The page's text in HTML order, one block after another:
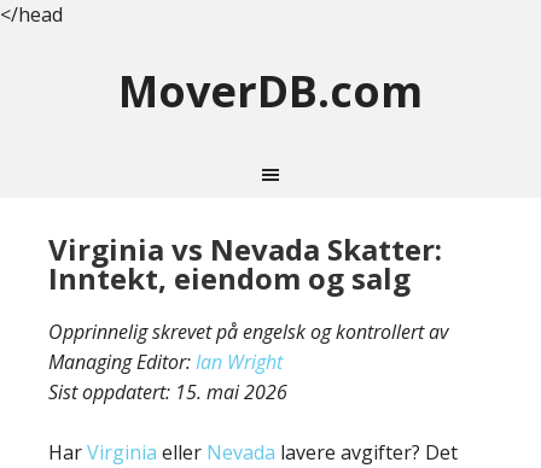
</head
MoverDB.com
Virginia vs Nevada Skatter:
Inntekt, eiendom og salg
Opprinnelig skrevet på engelsk og kontrollert av
Managing Editor:Ian Wright
Sist oppdatert: 15. mai 2026
HarVirginia eller Nevada lavere avgifter? Det